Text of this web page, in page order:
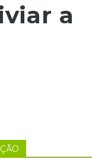
a